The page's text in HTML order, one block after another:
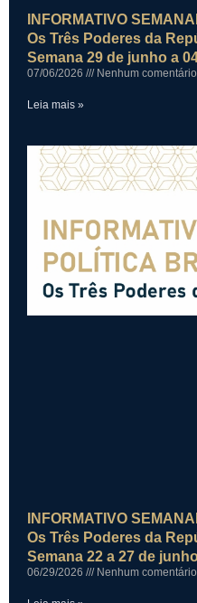
INFORMATIVO
Os Três Poderes da
Semana 29 de junho a
07/06/2026 Nenhum comentário
Leia mais »
INFORMATIVO
Os Três Poderes da
Semana 22 a 27 de
06/29/2026 Nenhum comentário